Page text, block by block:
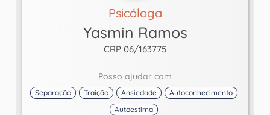
Psicóloga
Yasmin Ramos
CRP 06/163775
Posso ajudar com
Separação Traição Ansiedade
Autoconhecimento
Autoestima